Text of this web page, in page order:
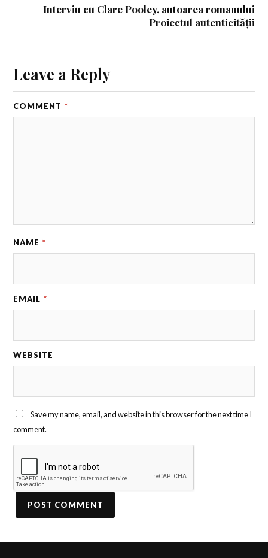
Interviu cu Clare Pooley, autoarea romanului
Proiectul autenticității
Leave a Reply
COMMENT *
NAME *
EMAIL *
WEBSITE
Save my name, email, and website in this browser for the next time I
comment.